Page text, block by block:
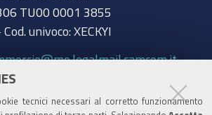
tecnici necessari al corretto funzionamento
TU00 0001 3855
univoco: XECKYI